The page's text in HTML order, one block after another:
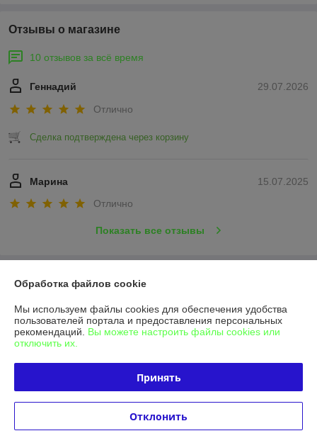
Отзывы о магазине
10 отзывов за всё время
29.07.2026
Геннадий
Отлично
Сделка подтверждена через корзину
15.07.2025
Марина
Отлично
Показать все отзывы
О нас
Контакты
Доставка и оплата
Обработка файлов cookie
Мы используем файлы cookies для обеспечения удобства
пользователей портала и предоставления персональных
рекомендаций. Вы можете настроить файлы cookies или
отключить их.
Принять
Отклонить